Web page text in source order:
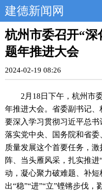
建德新闻网
杭州市委召开“
题年推进大会
2024-02-19 08:26
2月18日下午，杭州市
年推进大会。省委副书记、
要深入学习贯彻习近平总
落实党中央、国务院和省
质量发展这个首要任务，
阵、当头雁风采，扎实推
动，凝心聚力破难题、补
出“稳”“进”“立”铿锵步伐